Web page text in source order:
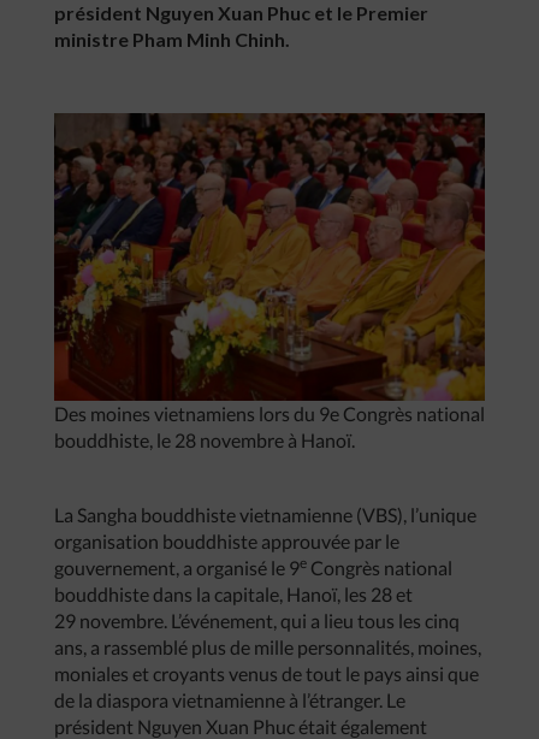
président Nguyen Xuan Phuc et le Premier
ministre Pham Minh Chinh.
Des moines vietnamiens lors du 9e Congrès national
bouddhiste, le 28 novembre à Hanoï.
La Sangha bouddhiste vietnamienne (VBS), l’unique
organisation bouddhiste approuvée par le
gouvernement, a organisé le 9e Congrès national
bouddhiste dans la capitale, Hanoï, les 28 et
29 novembre. L’événement, qui a lieu tous les cinq
ans, a rassemblé plus de mille personnalités, moines,
moniales et croyants venus de tout le pays ainsi que
de la diaspora vietnamienne à l’étranger. Le
président Nguyen Xuan Phuc était également